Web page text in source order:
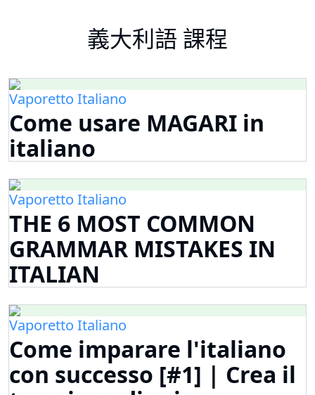
義大利語 課程
Vaporetto Italiano
Come usare MAGARI in
italiano
Vaporetto Italiano
THE 6 MOST COMMON
GRAMMAR MISTAKES IN
ITALIAN
Vaporetto Italiano
Come imparare l'italiano
con successo [#1] | Crea il